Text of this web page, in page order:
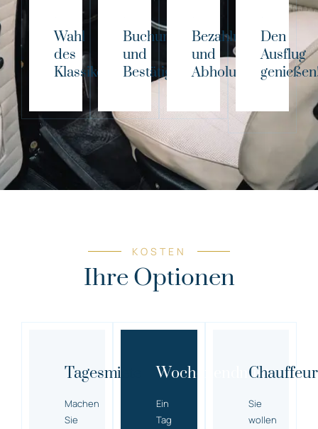
Wahl
des
Klassikers!
Buchung
und
Bestätigung
Bezahlung
und
Abholung
Den
Ausflug
KOSTEN
Ihre Optionen
Tagesmiete
Machen
Sie
Wochenendmiete
Ein
Tag
Sie
wollen